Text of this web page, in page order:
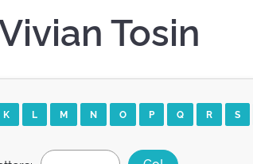
Tosin
K L M N O P Q R S